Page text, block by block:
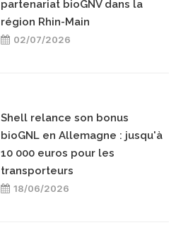
partenariat bioGNV dans la
région Rhin-Main
02/07/2026
Shell relance son bonus
bioGNL en Allemagne : jusqu'à
10 000 euros pour les
transporteurs
18/06/2026